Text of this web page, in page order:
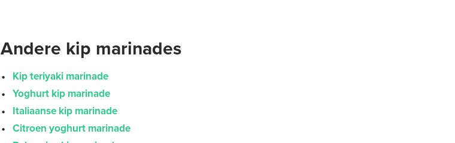
Andere kip marinades
Kip teriyaki marinade
Yoghurt kip marinade
Italiaanse kip marinade
Citroen yoghurt marinade